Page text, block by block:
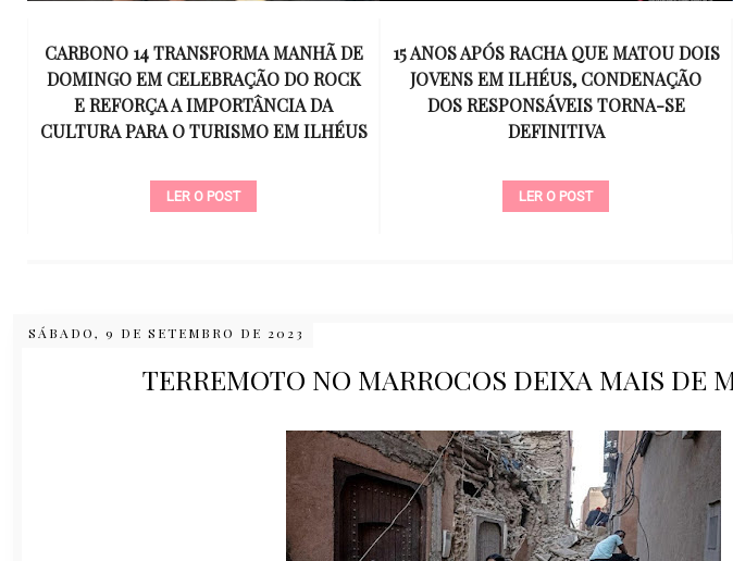
15 ANOS APÓS RACHA QUE MATOU DOIS
JOVENS EM ILHÉUS, CONDENAÇÃO
DOS RESPONSÁVEIS TORNA-SE
DEFINITIVA
LER O POST
UM KIT DE MAQUIAGEM, UMA COLEGA
DE TRABALHO E UMA ESPOSA
ESQUECIDA: POR QUE UM PRESENTE
VIROU DEBATE NACIONAL SOBRE
SÁBADO, 9 DE SETEMBRO DE 2023
TERREMOTO NO MARROCOS DEIXA MAIS DE